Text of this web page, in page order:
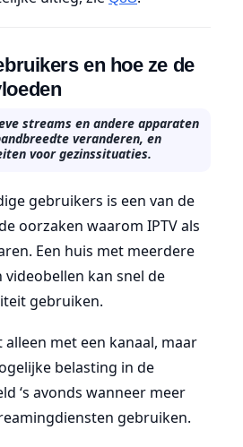
en hoe ze de
streams en andere apparaten
veranderen, en
voor gezinssituaties.
gebruikers is een van de
oorzaken waarom IPTV als
Een huis met meerdere
videobellen kan snel de
gebruiken.
alleen met een kanaal, maar
belasting in de
‘s avonds wanneer meer
gebruiken.